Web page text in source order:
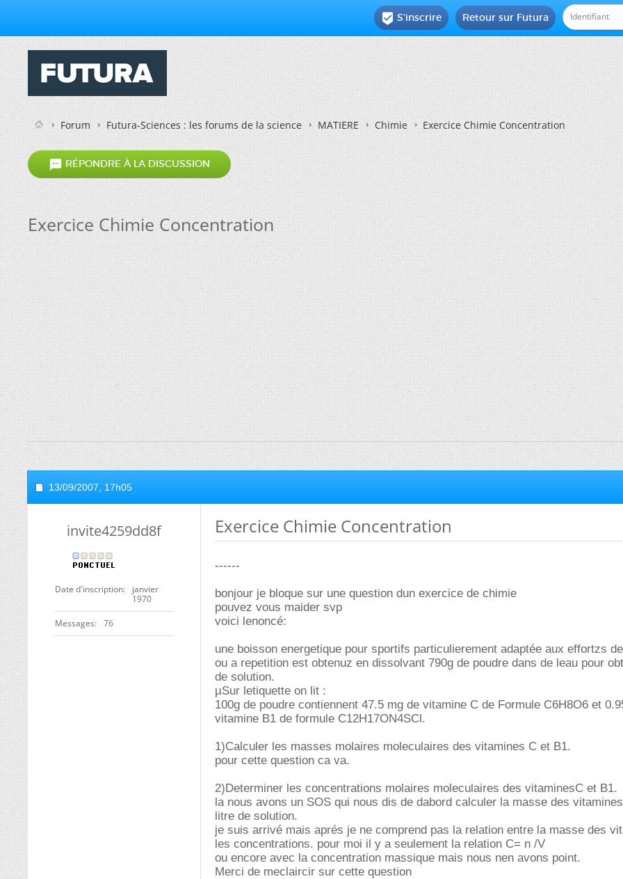
Retour sur Futura
 S'inscrire
Forum Futura-Sciences : les forums de la science MATIERE Chimie Exercice Chimie Concentration
 RÉPONDRE À LA DISCUSSION
Exercice Chimie Concentration
13/09/2007, 17h05
invite4259dd8f
Date d'inscription
janvier
1970
Messages 76
Exercice Chimie Concentration
------
bonjour je bloque sur une question dun exercice de chimie
pouvez vous maider svp
voici lenoncé:
une boisson energetique pour sportifs particulierement adaptée aux effortzs
ou a repetition est obtenuz en dissolvant 790g de poudre dans de leau pour
de solution.
µSur letiquette on lit :
100g de poudre contiennent 47.5 mg de vitamine C de Formule C6H8O6 et
vitamine B1 de formule C12H17ON4SCl.
1)Calculer les masses molaires moleculaires des vitamines C et B1.
pour cette question ca va.
2)Determiner les concentrations molaires moleculaires des vitaminesC et B1.
la nous avons un SOS qui nous dis de dabord calculer la masse des
litre de solution.
je suis arrivé mais aprés je ne comprend pas la relation entre la masse des
les concentrations. pour moi il y a seulement la relation C= n /V
ou encore avec la concentration massique mais nous nen avons point.
Merci de meclaircir sur cette question